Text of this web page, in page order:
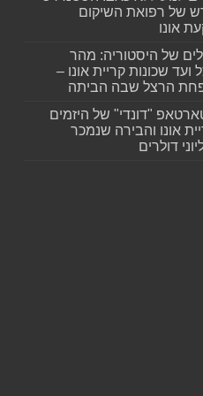
של רפואת השיקום
אונו
של היסטוריה: מהר
ועד שכונות קריית אונו –
הרצל שבה הביתה
"דונדי" של היזמים
אונו והבירה שנמכר
דולרים